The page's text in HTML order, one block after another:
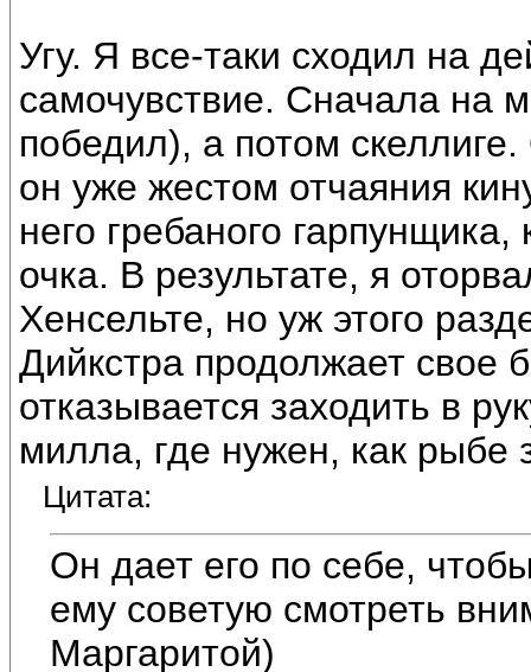
Угу. Я все-таки сходил на
самочувствие. Сначала на
победил), а потом
он уже жестом отчаяния
него гребаного
очка. В результате, я
Хенсельте, но уж этого
Дийкстра продолжает свое
отказывается заходить в
милла, где нужен, как рыбе
Цитата:
Он дает его по себе,
ему советую смотреть
Маргаритой)